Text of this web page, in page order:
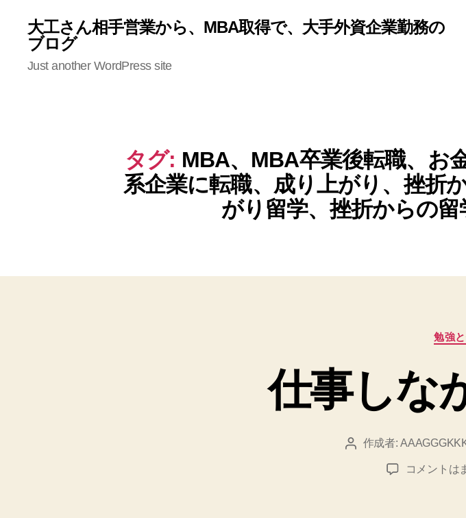
大工さん相手営業から、MBA取得で、大手外資企業勤務の
ブログ
Just another WordPress site
タグ: MBA、MBA卒業後転職、お
系企業に転職、成り上がり、挫折
がり留学、挫折からの
勉強
仕事しな
投 作成者:
仕
コメントは